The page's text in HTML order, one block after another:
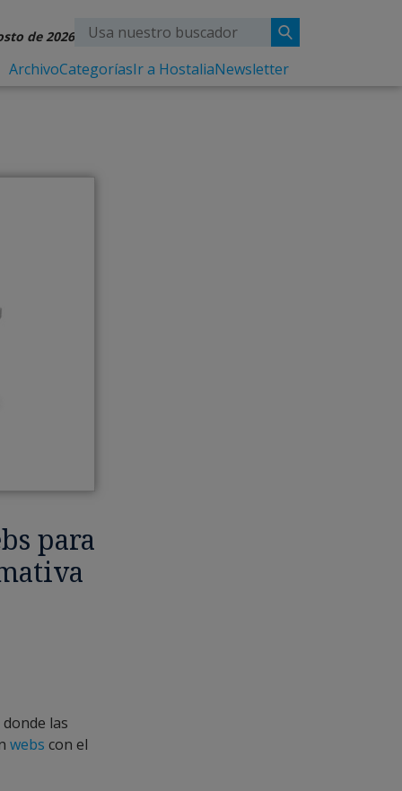
de 2026
ArchivoCategoríasIr a HostaliaNewsletter
para
las
webs con el